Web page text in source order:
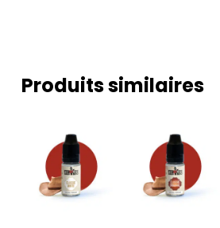
Produits similaires